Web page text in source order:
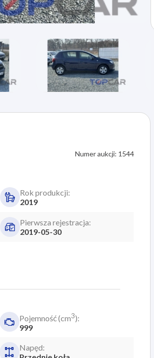
Numer aukcji: 1544
Rok produkcji:
2019
Pierwsza rejestracja:
2019-05-30
Pojemność (cm3):
999
Napęd: